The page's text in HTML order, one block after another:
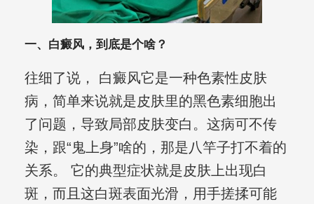
一、白癜风，到底是个啥？
往细了说， 白癜风它是一种色素性皮肤
病，简单来说就是皮肤里的黑色素细胞出
了问题，导致局部皮肤变白。这病可不传
染，跟“鬼上身”啥的，那是八竿子打不着的
关系。 它的典型症状就是皮肤上出现白
斑，而且这白斑表面光滑，用手搓揉可能